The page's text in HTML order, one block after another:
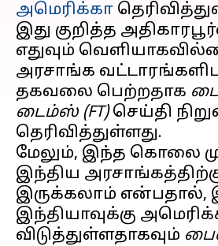
அமெரிக்கா
இது குறித்த
எதுவும்
அரசாங்க
தகவலை பெற்றதாக
டைம்ஸ் (FT)செய்தி
தெரிவித்துள்ளது.
மேலும், இந்த கொலை
இந்திய
இருக்கலாம் என்பதால்,
இந்தியாவுக்கு
விடுத்துள்ளதாகவும்